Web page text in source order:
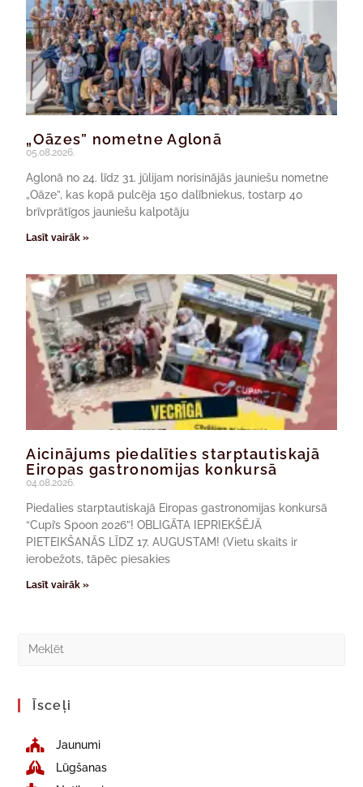
„Oāzes” nometne Aglonā
05.08.2026.
Aglonā no 24. līdz 31. jūlijam norisinājās jauniešu nometne
„Oāze”, kas kopā pulcēja 150 dalībniekus, tostarp 40
brīvprātīgos jauniešu kalpotāju
Lasīt vairāk »
Aicinājums piedalīties starptautiskajā
Eiropas gastronomijas konkursā
04.08.2026.
Piedalies starptautiskajā Eiropas gastronomijas konkursā
“Cupi’s Spoon 2026”! OBLIGĀTA IEPRIEKŠĒJĀ
PIETEIKŠANĀS LĪDZ 17. AUGUSTAM! (Vietu skaits ir
ierobežots, tāpēc piesakies
Lasīt vairāk »
Īsceļi
Jaunumi
Lūgšanas